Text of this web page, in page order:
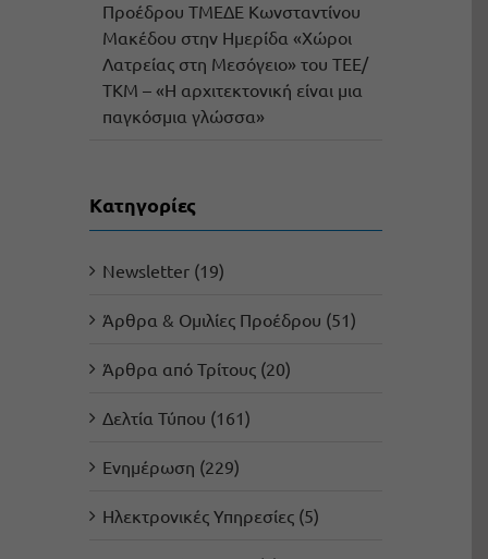
Προέδρου ΤΜΕΔΕ Κωνσταντίνου
Μακέδου στην Ημερίδα «Χώροι
Λατρείας στη Μεσόγειο» του ΤΕΕ/
ΤΚΜ – «Η αρχιτεκτονική είναι μια
παγκόσμια γλώσσα»
Kατηγορίες
Newsletter (19)
Άρθρα & Ομιλίες Προέδρου (51)
Άρθρα από Τρίτους (20)
Δελτία Τύπου (161)
Ενημέρωση (229)
Ηλεκτρονικές Υπηρεσίες (5)